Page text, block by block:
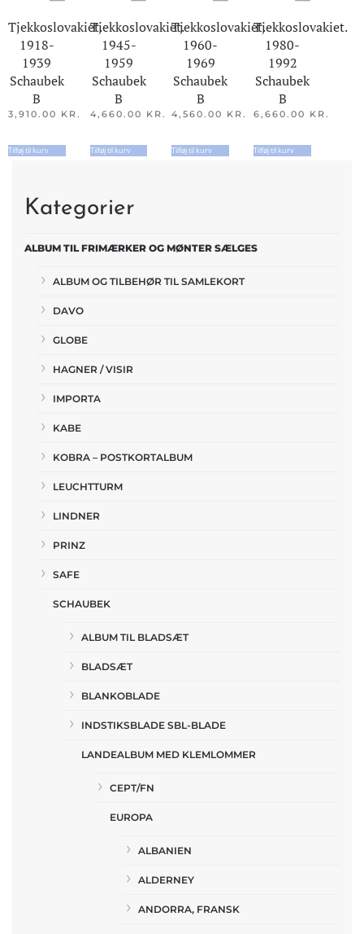
Tjekkoslovakiet.
1918-
1939
Schaubek
B
3,910.00 KR.
Tilføj til kurv
Tjekkoslovakiet.
1945-
1959
Schaubek
B
4,660.00 KR.
Tilføj til kurv
Tjekkoslovakiet.
1960-
1969
Schaubek
B
4,560.00 KR.
Tilføj til kurv
Tjekkoslovakiet.
1980-
1992
Schaubek
B
6,660.00 KR.
Tilføj til kurv
Kategorier
ALBUM TIL FRIMÆRKER OG MØNTER SÆLGES
ALBUM OG TILBEHØR TIL SAMLEKORT
DAVO
GLOBE
HAGNER / VISIR
IMPORTA
KABE
KOBRA – POSTKORTALBUM
LEUCHTTURM
LINDNER
PRINZ
SAFE
SCHAUBEK
ALBUM TIL BLADSÆT
BLADSÆT
BLANKOBLADE
INDSTIKSBLADE SBL-BLADE
LANDEALBUM MED KLEMLOMMER
CEPT/FN
EUROPA
ALBANIEN
ALDERNEY
ANDORRA, FRANSK